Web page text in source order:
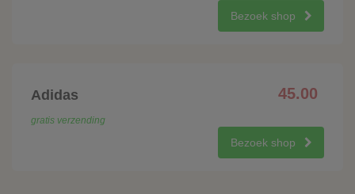
Bezoek shop
Adidas 45.00
gratis verzending
Bezoek shop